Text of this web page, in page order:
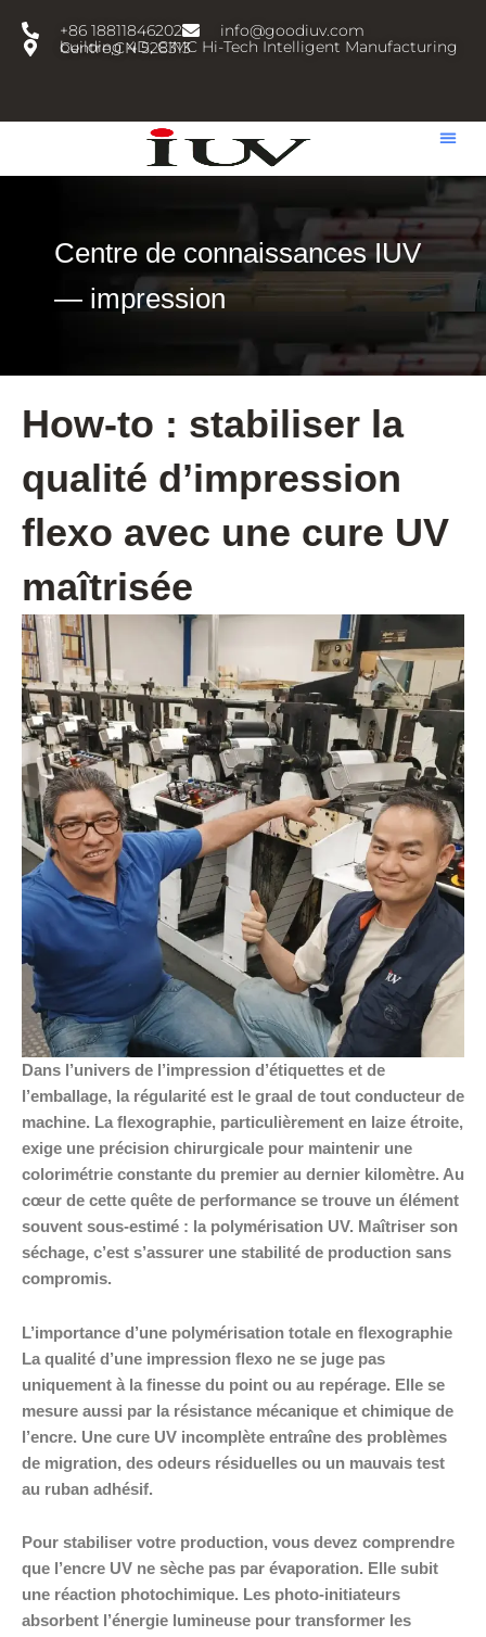
+86 18811846202
info@goodiuv.com
building 4D, CIMC Hi-Tech Intelligent Manufacturing Centre,CN 528313
Centre de connaissances IUV
— impression
How-to : stabiliser la
qualité d’impression
flexo avec une cure UV
maîtrisée
Dans l’univers de l’impression d’étiquettes et de
l’emballage, la régularité est le graal de tout conducteur de
machine. La flexographie, particulièrement en laize étroite,
exige une précision chirurgicale pour maintenir une
colorimétrie constante du premier au dernier kilomètre. Au
cœur de cette quête de performance se trouve un élément
souvent sous-estimé : la polymérisation UV. Maîtriser son
séchage, c’est s’assurer une stabilité de production sans
compromis.
L’importance d’une polymérisation totale en flexographie
La qualité d’une impression flexo ne se juge pas
uniquement à la finesse du point ou au repérage. Elle se
mesure aussi par la résistance mécanique et chimique de
l’encre. Une cure UV incomplète entraîne des problèmes
de migration, des odeurs résiduelles ou un mauvais test
au ruban adhésif.
Pour stabiliser votre production, vous devez comprendre
que l’encre UV ne sèche pas par évaporation. Elle subit
une réaction photochimique. Les photo-initiateurs
absorbent l’énergie lumineuse pour transformer les